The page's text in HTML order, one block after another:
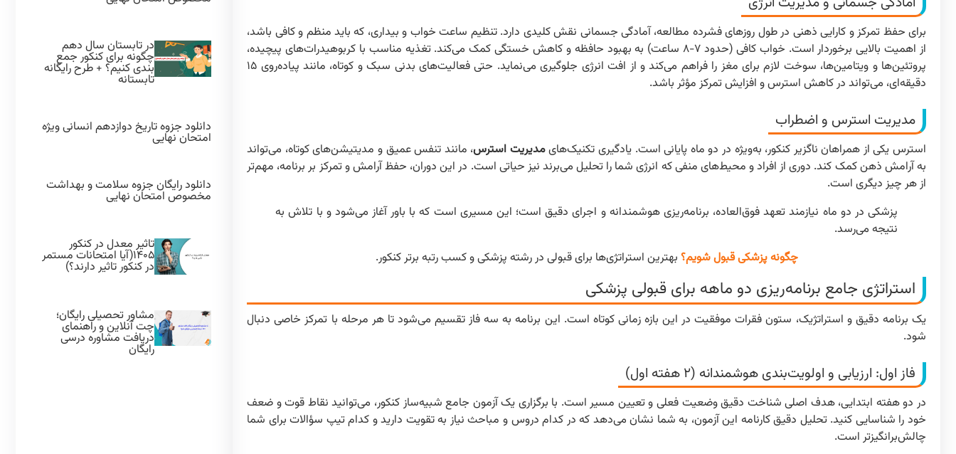
برای حفظ تمرکز و کارایی ذهنی در طول روزهای فشرده مطالعه، آمادگی جسمانی نقش کلیدی دارد. تنظیم ساعت خواب و بیداری، که باید منظم و کافی باشد،
از اهمیت بالایی برخوردار است. خواب کافی (حدود ۷-۸ ساعت) به بهبود حافظه و کاهش خستگی کمک می‌کند. تغذیه مناسب با کربوهیدرات‌های پیچیده،
پروتئین‌ها و ویتامین‌ها، سوخت لازم برای مغز را فراهم می‌کند و از افت انرژی جلوگیری می‌نماید. حتی فعالیت‌های بدنی سبک و کوتاه، مانند پیاده‌روی ۱۵
دقیقه‌ای، می‌تواند در کاهش استرس و افزایش تمرکز مؤثر باشد.
مدیریت استرس و اضطراب
استرس یکی از همراهان ناگزیر کنکور، به‌ویژه در دو ماه پایانی است. یادگیری تکنیک‌هایمدیریت استرس، مانند تنفس عمیق و مدیتیشن‌های کوتاه، می‌تواند
به آرامش ذهن کمک کند. دوری از افراد و محیط‌های منفی که انرژی شما را تحلیل می‌برند نیز حیاتی است. در این دوران، حفظ آرامش و تمرکز بر برنامه، مهم‌تر
از هر چیز دیگری است.
پزشکی در دو ماه نیازمند تعهد فوق‌العاده، برنامه‌ریزی هوشمندانه و اجرای دقیق است؛ این مسیری است که با باور آغاز می‌شود و با تلاش به
نتیجه می‌رسد.
چگونه پزشکی قبول شویم؟ بهترین استراتژی‌ها برای قبولی در رشته پزشکی و کسب رتبه برتر کنکور.
استراتژی جامع برنامه‌ریزی دو ماهه برای قبولی پزشکی
یک برنامه دقیق و استراتژیک، ستون فقرات موفقیت در این بازه زمانی کوتاه است. این برنامه به سه فاز تقسیم می‌شود تا هر مرحله با تمرکز خاصی دنبال
شود.
فاز اول: ارزیابی و اولویت‌بندی هوشمندانه (۲ هفته اول)
در دو هفته ابتدایی، هدف اصلی شناخت دقیق وضعیت فعلی و تعیین مسیر است. با برگزاری یک آزمون جامع شبیه‌ساز کنکور، می‌توانید نقاط قوت و ضعف
خود را شناسایی کنید. تحلیل دقیق کارنامه این آزمون، به شما نشان می‌دهد که در کدام دروس و مباحث نیاز به تقویت دارید و کدام تیپ سؤالات برای شما
چالش‌برانگیزتر است.
در تابستان سال دهم
چگونه برای کنکور جمع
بندی کنیم؟ + طرح رایگانه
تابستانه
دانلود جزوه تاریخ دوازدهم انسانی ویژه
امتحان نهایی
دانلود رایگان جزوه سلامت و بهداشت
مخصوص امتحان نهایی
تاثیر معدل در کنکور
۱۴۰۵(آیا امتحانات مستمر
در کنکور تاثیر دارند؟)
مشاور تحصیلی رایگان؛
چت آنلاین و راهنمای
دریافت مشاوره درسی
رایگان